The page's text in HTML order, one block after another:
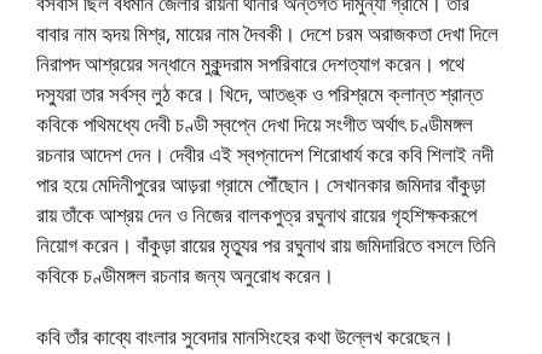
বাবার নাম হৃদয় মিশ্র, মায়ের নাম দৈবকী। দেশে চরম অরাজকতা দেখা দিলে
নিরাপদ আশ্রয়ের সন্ধানে মুকুন্দরাম সপরিবারে দেশত্যাগ করেন। পথে
দস্যুরা তার সর্বস্ব লুঠ করে। খিদে, আতঙ্ক ও পরিশ্রমে ক্লান্ত শ্রান্ত
কবিকে পথিমধ্যে দেবী চণ্ডী স্বপ্নে দেখা দিয়ে সংগীত অর্থাৎ চণ্ডীমঙ্গল
রচনার আদেশ দেন। দেবীর এই স্বপ্নাদেশ শিরােধার্য করে কবি শিলাই নদী
পার হয়ে মেদিনীপুরের আড়রা গ্রামে পৌঁছােন। সেখানকার জমিদার বাঁকুড়া
রায় তাঁকে আশ্রয় দেন ও নিজের বালকপুত্র রঘুনাথ রায়ের গৃহশিক্ষকরূপে
নিয়ােগ করেন। বাঁকুড়া রায়ের মৃত্যুর পর রঘুনাথ রায় জমিদারিতে বসলে তিনি
কবিকে চণ্ডীমঙ্গল রচনার জন্য অনুরােধ করেন।
কবি তাঁর কাব্যে বাংলার সুবেদার মানসিংহের কথা উল্লেখ করেছেন।